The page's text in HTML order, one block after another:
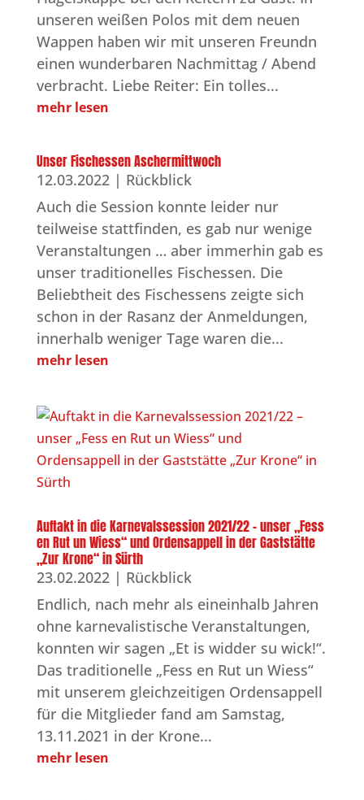
unseren weißen Polos mit dem neuen
Wappen haben wir mit unseren Freundn
einen wunderbaren Nachmittag / Abend
verbracht. Liebe Reiter: Ein tolles...
mehr lesen
Unser Fischessen Aschermittwoch
12.03.2022| Rückblick
Auch die Session konnte leider nur
teilweise stattfinden, es gab nur wenige
Veranstaltungen … aber immerhin gab es
unser traditionelles Fischessen. Die
Beliebtheit des Fischessens zeigte sich
schon in der Rasanz der Anmeldungen,
innerhalb weniger Tage waren die...
mehr lesen
Auftakt in die Karnevalssession 2021/22 – unser „Fess
en Rut un Wiess“ und Ordensappell in der Gaststätte
„Zur Krone“ in Sürth
23.02.2022| Rückblick
Endlich, nach mehr als eineinhalb Jahren
ohne karnevalistische Veranstaltungen,
konnten wir sagen „Et is widder su wick!“.
Das traditionelle „Fess en Rut un Wiess“
mit unserem gleichzeitigen Ordensappell
für die Mitglieder fand am Samstag,
13.11.2021 in der Krone...
mehr lesen